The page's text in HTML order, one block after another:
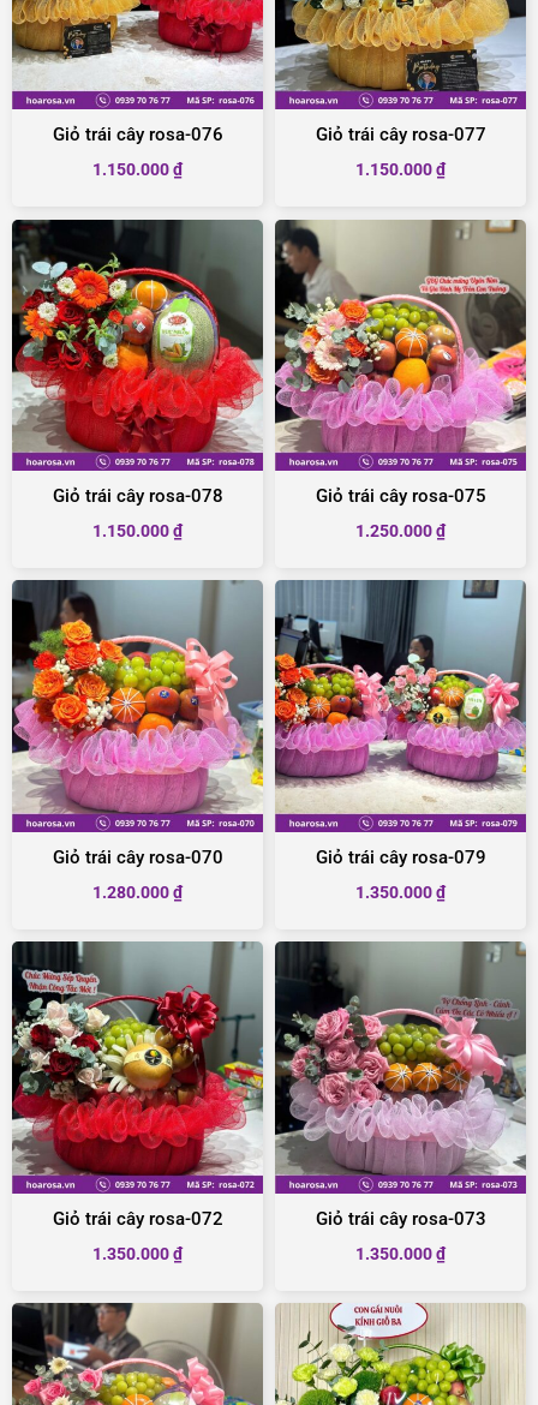
Giỏ trái cây rosa-076
1.150.000₫
Giỏ trái cây rosa-077
1.150.000₫
Giỏ trái cây rosa-078
1.150.000₫
Giỏ trái cây rosa-075
1.250.000₫
Giỏ trái cây rosa-070
1.280.000₫
Giỏ trái cây rosa-079
1.350.000₫
Giỏ trái cây rosa-072
1.350.000₫
Giỏ trái cây rosa-073
1.350.000₫